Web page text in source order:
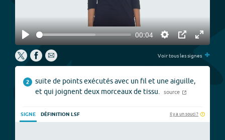
Play
00:04
Settings
PIP
Enter
Voir tous les signes +
2
suite de points exécutés avec un fil et une aiguille,
et qui joignent deux morceaux de tissu.
source
SIGNE DÉFINITION LSF Il y a un souci ?